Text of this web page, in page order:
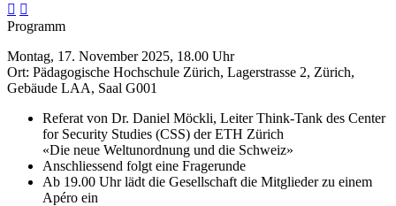
 
Programm
Montag, 17. November 2025, 18.00 Uhr
Ort: Pädagogische Hochschule Zürich, Lagerstrasse 2, Zürich,
Gebäude LAA, Saal G001
Referat von Dr. Daniel Möckli, Leiter Think-Tank des Center
for Security Studies (CSS) der ETH Zürich
«Die neue Weltunordnung und die Schweiz»
Anschliessend folgt eine Fragerunde
Ab 19.00 Uhr lädt die Gesellschaft die Mitglieder zu einem
Apéro ein